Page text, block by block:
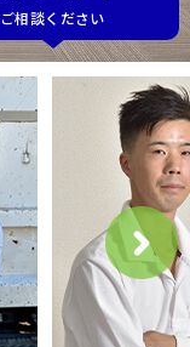
ご相談ください